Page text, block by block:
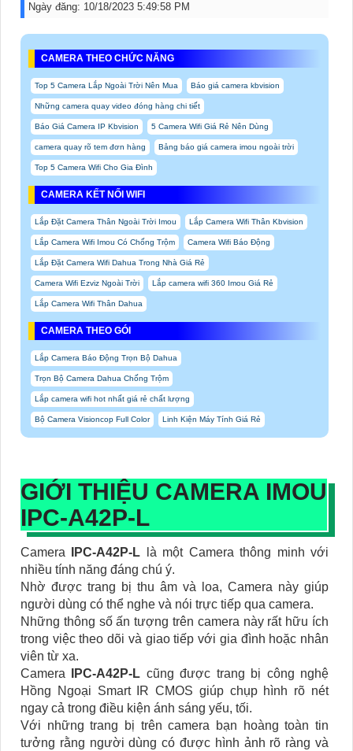
Ngày đăng: 10/18/2023 5:49:58 PM
CAMERA THEO CHỨC NĂNG
Top 5 Camera Lắp Ngoài Trời Nên Mua Báo giá camera kbvision
Những camera quay video đóng hàng chi tiết
Báo Giá Camera IP Kbvision 5 Camera Wifi Giá Rẻ Nên Dùng
camera quay rõ tem đơn hàng Bảng báo giá camera imou ngoài trời
Top 5 Camera Wifi Cho Gia Đình
CAMERA KẾT NỐI WIFI
Lắp Đặt Camera Thân Ngoài Trời Imou Lắp Camera Wifi Thân Kbvision
Lắp Camera Wifi Imou Có Chống Trộm Camera Wifi Báo Động
Lắp Đặt Camera Wifi Dahua Trong Nhà Giá Rẻ
Camera Wifi Ezviz Ngoài Trời Lắp camera wifi 360 Imou Giá Rẻ
Lắp Camera Wifi Thân Dahua
CAMERA THEO GÓI
Lắp Camera Báo Động Trọn Bộ Dahua
Trọn Bộ Camera Dahua Chống Trộm
Lắp camera wifi hot nhất giá rẻ chất lượng
Bộ Camera Visioncop Full Color Linh Kiện Máy Tính Giá Rẻ
GIỚI THIỆU CAMERA IMOU
IPC-A42P-L
Camera IPC-A42P-L là một Camera thông minh với
nhiều tính năng đáng chú ý.
Nhờ được trang bị thu âm và loa, Camera này giúp
người dùng có thể nghe và nói trực tiếp qua camera.
Những thông số ấn tượng trên camera này rất hữu ích
trong việc theo dõi và giao tiếp với gia đình hoặc nhân
viên từ xa.
Camera
IPC-A42P-L cũng được trang bị công nghệ
Hồng Ngoại Smart IR CMOS giúp chụp hình rõ nét
ngay cả trong điều kiện ánh sáng yếu, tối.
Với những trang bị trên camera bạn hoàng toàn tin
tưởng rằng người dùng có được hình ảnh rõ ràng và